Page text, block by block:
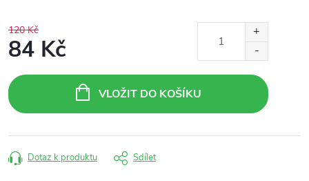
120 Kč
84 Kč
cena:
VLOŽIT DO KOŠÍKU
Dotaz k produktu Sdílet